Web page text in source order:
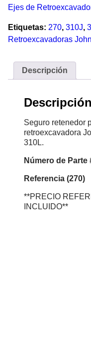
Ejes de
Etiquetas: 270, 310J,
Retroexcavadoras
Descripción
Descripción
Seguro retenedor
retroexcavadora
310L.
Número de Parte
Referencia (270)
**PRECIO
INCLUIDO**